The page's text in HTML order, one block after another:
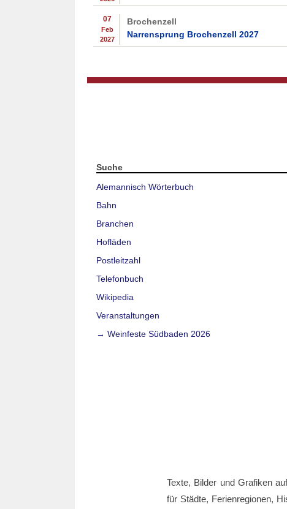
07
Feb
2027
Brochenzell
Narrensprung Brochenzell 2027
Suche
Alemannisch Wörterbuch
Bahn
Branchen
Hofläden
Postleitzahl
Telefonbuch
Wikipedia
Veranstaltungen
→ Weinfeste Südbaden 2026
Texte, Bilder und Grafiken
für Städte, Ferienregionen,